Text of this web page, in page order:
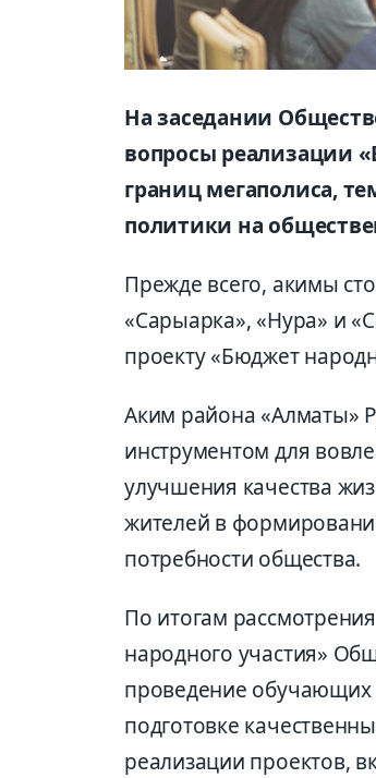
На заседании
вопросы реализации
границ мегаполиса,
политики на
Прежде всего, акимы
«Сарыарка», «Нура» и
проекту «Бюджет
Аким района «Алматы»
инструментом для
улучшения качества
жителей в
потребности общества.
По итогам
народного участия»
проведение обучающих
подготовке
реализации проектов,